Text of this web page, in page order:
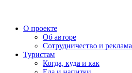
О проекте
Об авторе
Сотрудничество и реклама
Туристам
Когда, куда и как